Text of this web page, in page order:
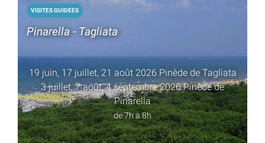
VISITES GUIDEES
Pinarella - Tagliata
19 juin, 17 juillet, 21 août 2026 Pinède de Tagliata
3 juillet, 7 août, 4 septembre 2026 Pinède de
Pinarella
de 7h à 8h